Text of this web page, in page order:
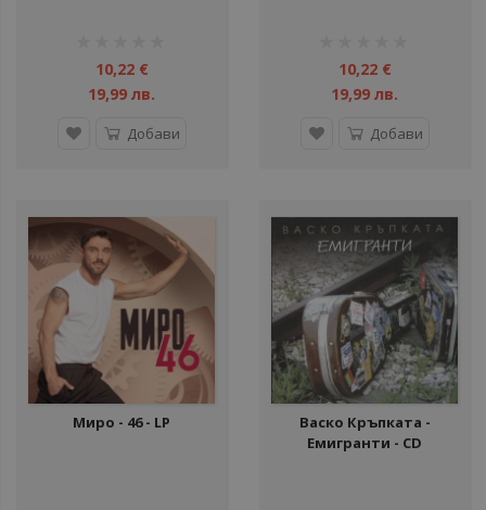
10,22 €
19,99 лв.
Добави
10,22 €
19,99 лв.
Добави
Миро - 46 - LP
Васко Кръпката -
Eмигранти - CD